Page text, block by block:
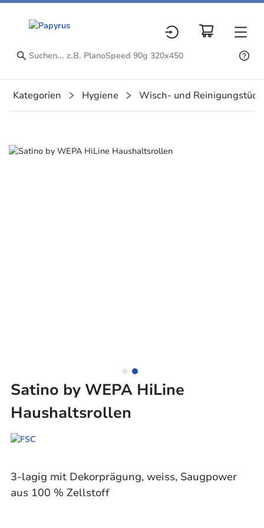
Kategorien Hygiene Wisch- und
Slide 2 of 2
Satino by WEPA HiLine
Haushaltsrollen
3-lagig mit Dekorprägung, weiss, Saugpower
aus 100 % Zellstoff